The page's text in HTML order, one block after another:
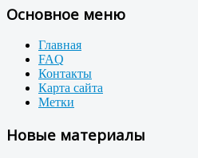
Основное меню
Главная
FAQ
Контакты
Карта сайта
Метки
Новые материалы